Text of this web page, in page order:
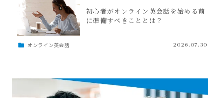
初心者がオンライン英会話を始める前
に準備すべきこととは？
オンライン英会話 2026.07.30